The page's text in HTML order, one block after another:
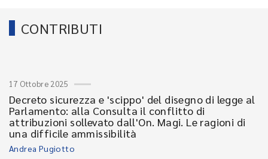
CONTRIBUTI
17 Ottobre 2025
Decreto sicurezza e 'scippo' del disegno di legge al
Parlamento: alla Consulta il conflitto di
attribuzioni sollevato dall'On. Magi. Le ragioni di
una difficile ammissibilità
Andrea Pugiotto